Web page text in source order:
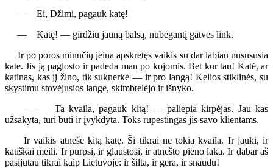
— Ei, Džimi, pagauk katę!
— Katę! — girdžiu jauną balsą, nubėgantį gatvės link.
Ir po poros minučių įeina apskretęs vaikis su dar labiau nusususia
kate. Jis ją paglosto ir padeda man po kojomis. Bet kur tau! Katė, ar
katinas, kas jį žino, tik suknerkė — ir pro langą! Kelios stiklinės, su
skystimu stovėjusios lange, skimbtelėjo ir išnyko.
— Ta kvaila, pagauk kitą! — paliepia kirpėjas. Jau kas
užsakyta, turi būti ir įvykdyta. Toks rūpestingas jis savo klientams.
Ir vaikis atnešė kitą katę. Ši tikrai ne tokia kvaila. Ir jauki, ir
katiškai meili. Ir purpsi, ir glaustosi, ir atnešto pieno laka. Ir dabar aš
pasijutau tikrai kaip Lietuvoje: ir šilta, ir gera, ir snaudu!